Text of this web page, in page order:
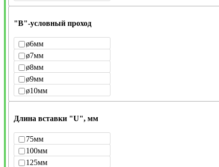
"В"-условный проход
ø6мм
ø7мм
ø8мм
ø9мм
ø10мм
Длина вставки "U", мм
75мм
100мм
125мм